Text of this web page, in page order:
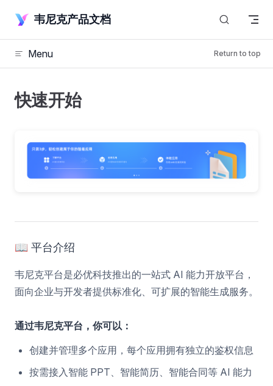
Skip to content
韦尼克产品文档
Menu Return to top
快速开始
📖 平台介绍
韦尼克平台是必优科技推出的一站式 AI 能力开放平台，
面向企业与开发者提供标准化、可扩展的智能生成服务。
通过韦尼克平台，你可以：
创建并管理多个应用，每个应用拥有独立的鉴权信息
按需接入智能 PPT、智能简历、智能合同等 AI 能力